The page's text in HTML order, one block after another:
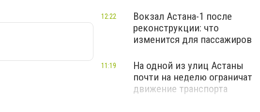
Вокзал Астана-1 после
реконструкции: что
изменится для пассажиров
12:22
На одной из улиц Астаны
почти на неделю ограничат
движение транспорта
11:19